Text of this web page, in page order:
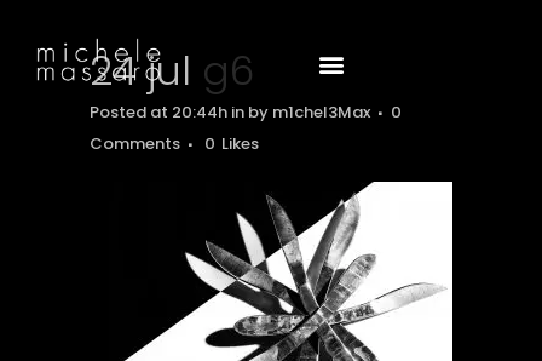
24 jul g6
Posted at 20:44h in by m1chel3Max
0
Comments
0 Likes